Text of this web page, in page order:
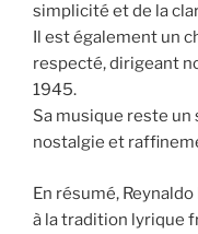
simplicité et de la
Il est également un
respecté, dirigeant
1945.
Sa musique reste un
nostalgie et
En résumé,
à la tradition lyrique